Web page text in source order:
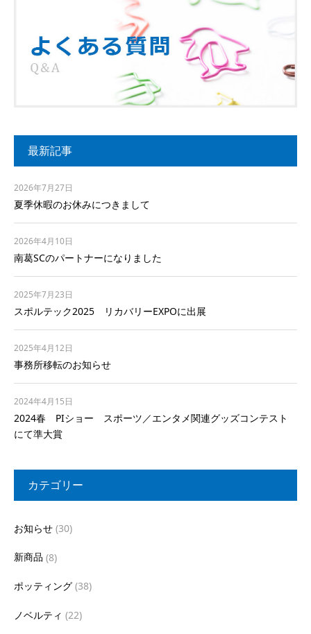
最新記事
夏季休暇のお休みにつきまして
2026年7月27日
南葛SCのパートナーになりました
2026年4月10日
スポルテック2025 リカバリーEXPOに出展
2025年7月23日
事務所移転のお知らせ
2025年4月12日
2024春 PIショー スポーツ／エンタメ関連グッズコンテスト
にて準大賞
2024年4月15日
カテゴリー
お知らせ (30)
新商品 (8)
ポッティング (38)
ノベルティ (22)